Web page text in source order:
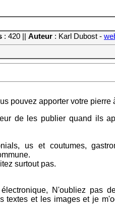
: 420 || Auteur : Karl Dubost -
pouvez apporter votre pierre
de les publier quand ils
us et coutumes,
surtout pas.
N'oubliez pas
textes et les images et je